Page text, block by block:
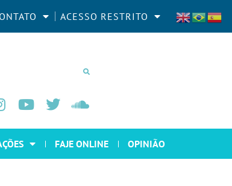
ACESSO RESTRITO
FAJE ONLINE OPINIÃO